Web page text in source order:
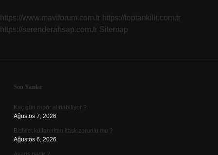
https://www.maviforum.com.tr https://toptankilit.com.tr
https://serenderahsap.com.tr Sitemap
Sidebar
Son Yazılar
Kaç gün rapor alınabiliyor ?
Ağustos 7, 2026
Bisiklet kullanırken kask zorunlu mu ?
Ağustos 6, 2026